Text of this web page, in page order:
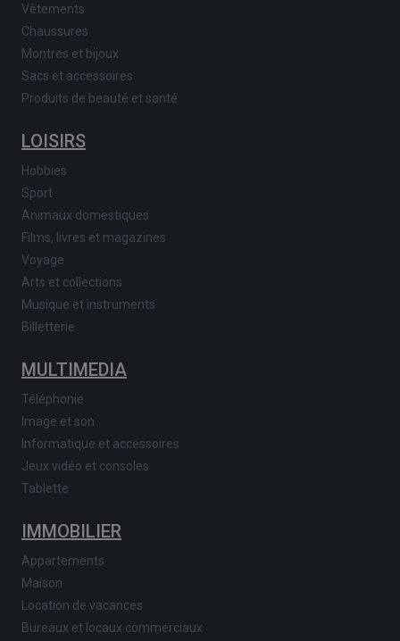
Vêtements
Chaussures
Montres et bijoux
Sacs et accessoires
Produits de beauté et santé
LOISIRS
Hobbies
Sport
Animaux domestiques
Films, livres et magazines
Voyage
Arts et collections
Musique et instruments
Billetterie
MULTIMEDIA
Téléphonie
Image et son
Informatique et accessoires
Jeux vidéo et consoles
Tablette
IMMOBILIER
Appartements
Maison
Location de vacances
Bureaux et locaux commerciaux